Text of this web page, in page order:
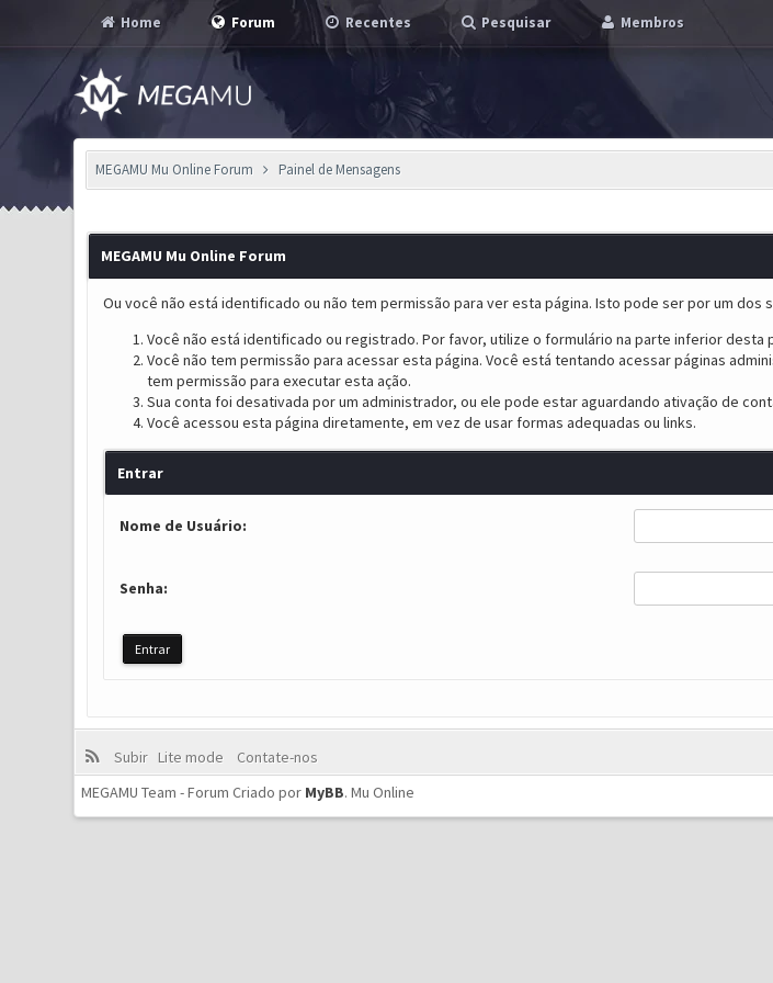
Home Forum Recentes Pesquisar Membros
MEGAMU Mu Online Forum Painel de Mensagens
MEGAMU Mu Online Forum
Ou você não está identificado ou não tem permissão para ver esta página. Isto pode ser por um dos
Você não está identificado ou registrado. Por favor, utilize o formulário na parte inferior desta
Você não tem permissão para acessar esta página. Você está tentando acessar páginas
tem permissão para executar esta ação.
Sua conta foi desativada por um administrador, ou ele pode estar aguardando ativação de
Você acessou esta página diretamente, em vez de usar formas adequadas ou links.
Entrar
Nome de Usuário:
Senha:
Subir Lite mode
Contate-nos
MEGAMU Team - Forum Criado por MyBB.Mu Online